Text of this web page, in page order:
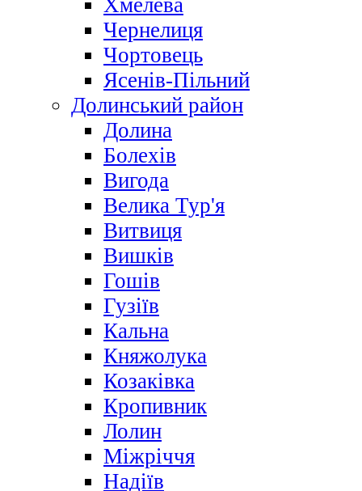
Хмелева
Чернелиця
Чортовець
Ясенів-Пільний
Долинський район
Долина
Болехів
Вигода
Велика Тур'я
Витвиця
Вишків
Гошів
Гузіїв
Кальна
Княжолука
Козаківка
Кропивник
Лолин
Міжріччя
Надіїв